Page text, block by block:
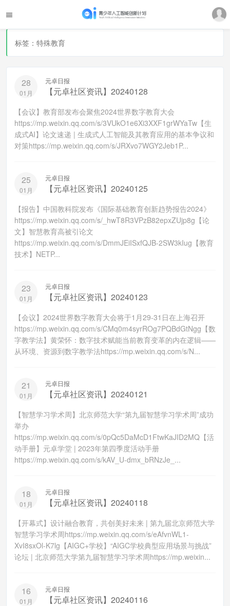
标签：特殊教育
28
01月
元卓日报
【元卓社区资讯】20240128
【会议】教育部发布会聚焦2024世界数字教育大会
https://mp.weixin.qq.com/s/3VUkO1e6Xi3XXF1grWYaTw【生
成式AI】论文速递 | 生成式人工智能及其教育应用的基本争议和
对策https://mp.weixin.qq.com/s/JRXvo7WGY2Jeb1P...
25
01月
元卓日报
【元卓社区资讯】20240125
【报告】中国教科院发布《国际基础教育创新趋势报告2024》
https://mp.weixin.qq.com/s/_hwT8R3VPzB82epxZUjp8g【论
文】智慧教育高被引论文
https://mp.weixin.qq.com/s/DmmJEiISxfQJB-2SW3kIug【教育
技术】NETP...
23
01月
元卓日报
【元卓社区资讯】20240123
【会议】2024世界数字教育大会将于1月29-31日在上海召开
https://mp.weixin.qq.com/s/CMq0m4syrROg7PQBdGtNgg【数
字教学法】黄荣怀：数字技术赋能当前教育变革的内在逻辑——
从环境、资源到数字教学法https://mp.weixin.qq.com/s/N...
21
01月
元卓日报
【元卓社区资讯】20240121
【智慧学习学术周】北京师范大学“第九届智慧学习学术周”成功
举办
https://mp.weixin.qq.com/s/0pQc5DaMcD1FtwKaJID2MQ【活
动手册】元卓学堂 | 2023年第四季度活动手册
https://mp.weixin.qq.com/s/kAV_U-dmx_bRNzJe_...
18
01月
元卓日报
【元卓社区资讯】20240118
【开幕式】设计融合教育，共创美好未来 | 第九届北京师范大学
智慧学习学术周https://mp.weixin.qq.com/s/eAfvnWL1-
XvI8sxOl-K7lg【AIGC+学校】“AIGC学校典型应用场景与挑战”
论坛 | 北京师范大学第九届智慧学习学术周https://mp.weixin...
16
01月
元卓日报
【元卓社区资讯】20240116